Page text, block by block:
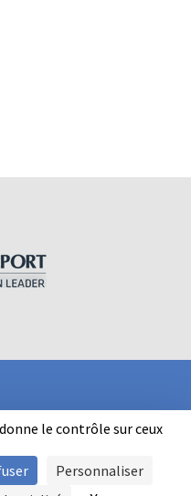
le contrôle sur ceux
Personnaliser